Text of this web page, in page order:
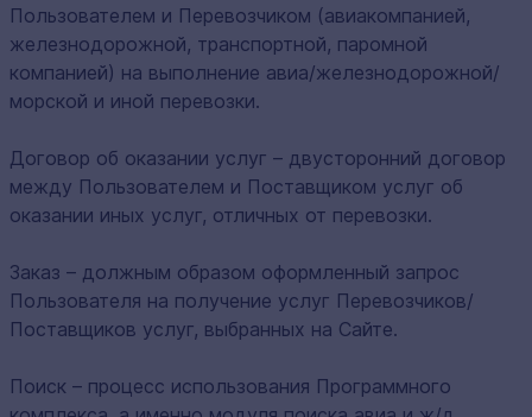
Пользователем и Перевозчиком (авиакомпанией,
железнодорожной, транспортной, паромной
компанией) на выполнение авиа/железнодорожной/
морской и иной перевозки.
Договор об оказании услуг – двусторонний договор
между Пользователем и Поставщиком услуг об
оказании иных услуг, отличных от перевозки.
Заказ – должным образом оформленный запрос
Пользователя на получение услуг Перевозчиков/
Поставщиков услуг, выбранных на Сайте.
Поиск – процесс использования Программного